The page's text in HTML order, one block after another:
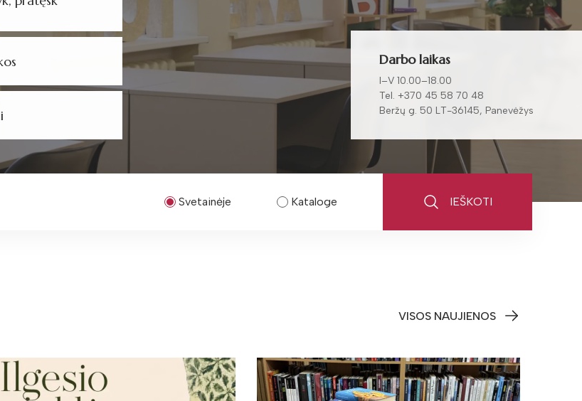
Darbo laikas
I–V 10.00–18.00
Tel. +370 45 58 70 48
Beržų g. 50 LT-36145, Panevėžys
Svetainėje Kataloge IEŠKOTI
VISOS NAUJIENOS